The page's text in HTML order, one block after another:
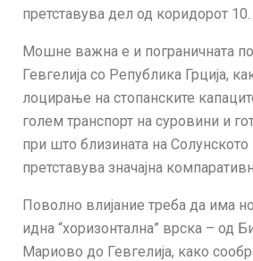
претставува дел од коридорот 10.
Мошне важна е и пограничната
Гевгелија со Република Грција,
лоцирање на стопанските
голем транспорт на суровини и
при што близината на
претставува значајна
Поволно влијание треба да има
идна “хоризонтална” врска – од
Мариово до Гевгелија, како